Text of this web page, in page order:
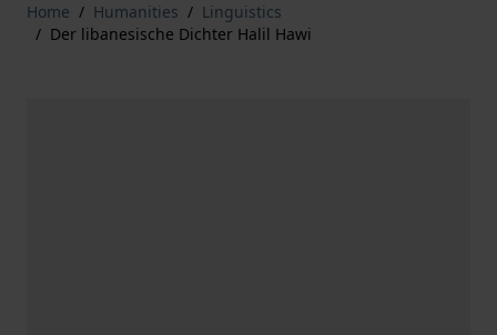
Home / Humanities / Linguistics
/ Der libanesische Dichter Halil Hawi